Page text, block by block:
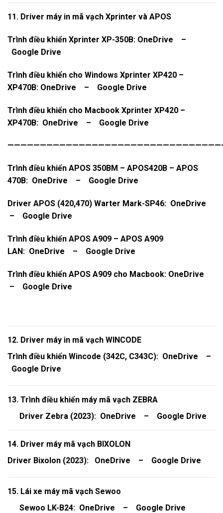
11. Driver máy in mã vạch Xprinter và APOS
Trình điều khiển Xprinter XP-350B: OneDrive
–
Google Drive
Trình điều khiển cho Windows Xprinter XP420 –
XP470B: OneDrive – Google Drive
Trình điều khiển cho Macbook Xprinter XP420 –
XP470B: OneDrive – Google Drive
Trình điều khiển APOS 350BM – APOS420B – APOS
470B: OneDrive – Google Drive
Driver APOS (420,470) Warter Mark-SP46: OneDrive
–
Google Drive
Trình điều khiển APOS A909 – APOS A909
LAN: OneDrive – Google Drive
Trình điều khiển APOS A909 cho Macbook: OneDrive
–
Google Drive
12. Driver máy in mã vạch WINCODE
Trình điều khiển Wincode (342C, C343C): OneDrive
–
Google Drive
13. Trình điều khiển máy mã vạch ZEBRA
Driver Zebra (2023): OneDrive – Google Drive
14. Driver máy mã vạch BIXOLON
Driver Bixolon (2023): OneDrive – Google Drive
15. Lái xe máy mã vạch Sewoo
Sewoo LK-B24: OneDrive – Google Drive